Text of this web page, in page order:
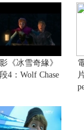
《冰雪奇緣》
4：Wolf Chase